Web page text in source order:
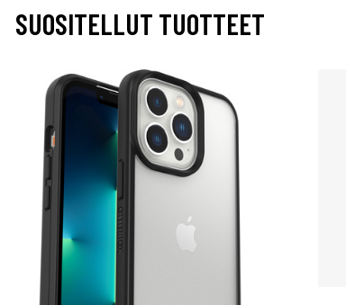
SUOSITELLUT TUOTTEET